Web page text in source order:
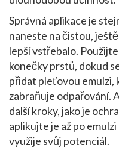
Správná aplikace je
naneste na čistou,
lepší vstřebalo.
konečky prstů, dokud
přidat pleťovou emulzi,
zabraňuje odpařování.
další kroky, jako je
aplikujte je až po
využije svůj potenciál.